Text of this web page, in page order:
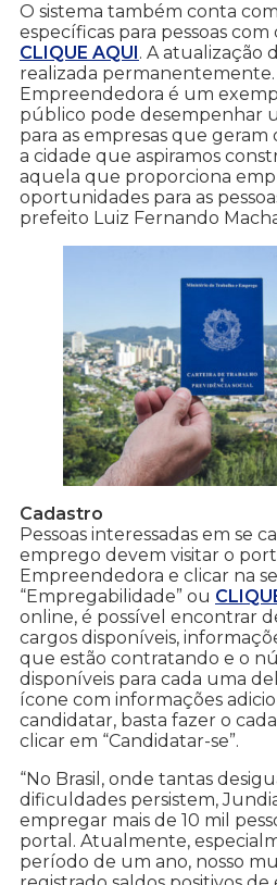
O sistema também conta
específicas para pessoas com
CLIQUE AQUI. A atualização
realizada permanentemente.
Empreendedora é um
público pode desempenhar
para as empresas que
a cidade que aspiramos
aquela que proporciona
oportunidades para as
prefeito Luiz Fernando
Cadastro
Pessoas interessadas em se
emprego devem visitar o
Empreendedora e clicar na
“Empregabilidade” ou
online, é possível encontrar
cargos disponíveis,
que estão contratando e o
disponíveis para cada uma
ícone com informações
candidatar, basta fazer o
clicar em “Candidatar-se”.
“No Brasil, onde tantas
dificuldades persistem,
empregar mais de 10 mil
portal. Atualmente,
período de um ano, nosso